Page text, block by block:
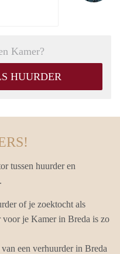
Kamer?
HUURDER
tussen huurder en
of je zoektocht als
voor je Kamer in Breda is zo
een verhuurder in Breda